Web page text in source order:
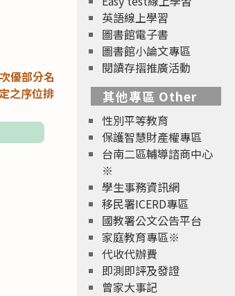
優部分名
之序位排
英語線上學習
圖書館電子書
圖書館小論文專區
閱讀存摺推廣活動
其他專區 Other
性別平等教育
保護智慧財產權專區
台南二區輔導諮商中心
※
學生事務資訊網
移民署ICERD專區
國教署公文公告平台
家庭教育專區※
代收代辦費
即測即評及發證
曾家大事記